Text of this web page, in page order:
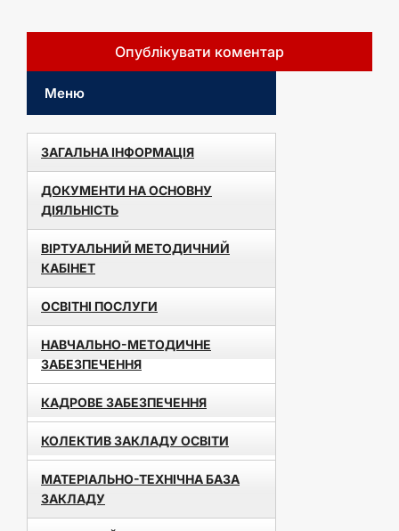
Меню
ЗАГАЛЬНА ІНФОРМАЦІЯ
ДОКУМЕНТИ НА ОСНОВНУ
ДІЯЛЬНІСТЬ
ВІРТУАЛЬНИЙ МЕТОДИЧНИЙ
КАБІНЕТ
ОСВІТНІ ПОСЛУГИ
НАВЧАЛЬНО-МЕТОДИЧНЕ
ЗАБЕЗПЕЧЕННЯ
КАДРОВЕ ЗАБЕЗПЕЧЕННЯ
КОЛЕКТИВ ЗАКЛАДУ ОСВІТИ
МАТЕРІАЛЬНО-ТЕХНІЧНА БАЗА
ЗАКЛАДУ